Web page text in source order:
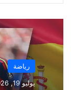
رياضة
يوليو 19, 2026